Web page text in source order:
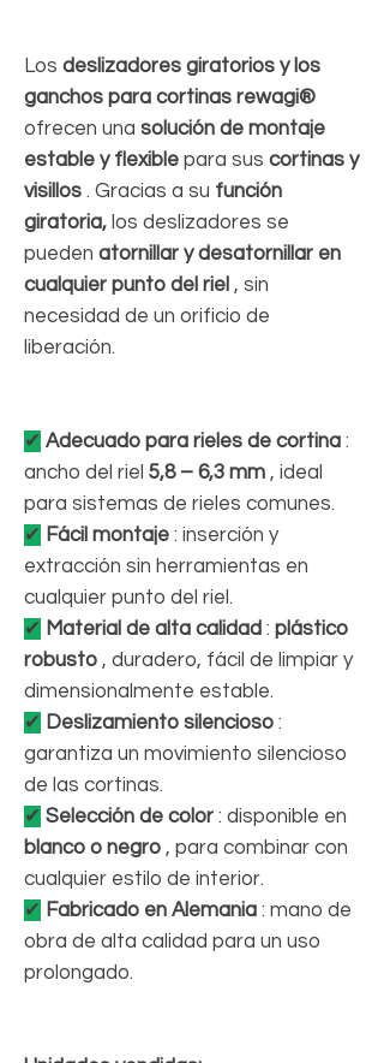
Los deslizadores giratorios y los
ganchos para cortinas rewagi®
ofrecen una solución de montaje
estable y flexible para sus cortinas y
visillos . Gracias a su función
giratoria, los deslizadores se
pueden atornillar y desatornillar en
cualquier punto del riel , sin
necesidad de un orificio de
liberación.
✔ Adecuado para rieles de cortina :
ancho del riel 5,8 – 6,3 mm , ideal
para sistemas de rieles comunes.
✔ Fácil montaje : inserción y
extracción sin herramientas en
cualquier punto del riel.
✔ Material de alta calidad : plástico
robusto , duradero, fácil de limpiar y
dimensionalmente estable.
✔ Deslizamiento silencioso :
garantiza un movimiento silencioso
de las cortinas.
✔ Selección de color : disponible en
blanco o negro , para combinar con
cualquier estilo de interior.
✔ Fabricado en Alemania : mano de
obra de alta calidad para un uso
prolongado.